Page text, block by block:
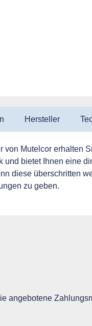
Hersteller
von Mutelcor erhalten
und bietet Ihnen eine
diese überschritten
zu geben.
angebotene